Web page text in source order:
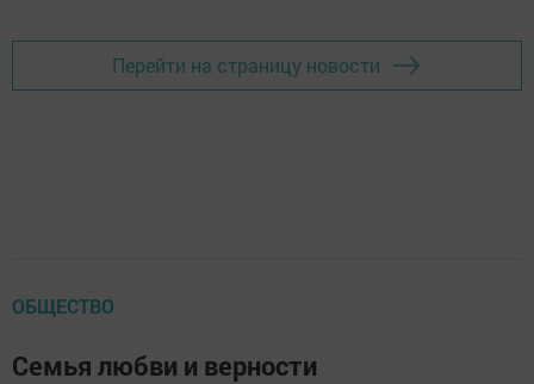
Перейти на страницу новости
ОБЩЕСТВО
Семья любви и верности